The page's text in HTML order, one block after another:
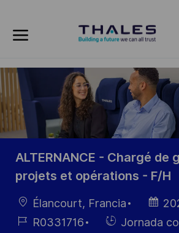
-
ALTERNANCE - Chargé de
projets et opérations - F/H
Ubicación
Élancourt, Francia
Fecha
ID deR0331716
HiringJornada